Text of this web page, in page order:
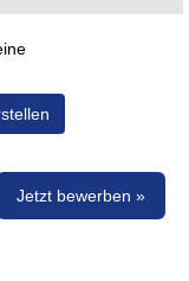
Jetzt bewerben »